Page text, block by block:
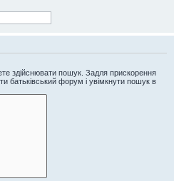
здійснювати пошук. Задля прискорення
батьківський форум і увімкнути пошук в